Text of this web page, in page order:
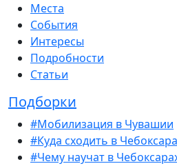
Места
События
Интересы
Подробности
Статьи
Подборки
#Мобилизация в Чувашии
#Куда сходить в
#Чему научат в